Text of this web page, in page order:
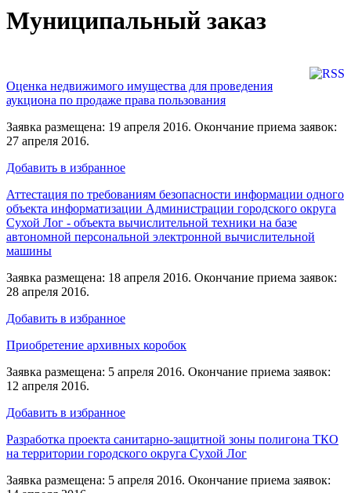
Муниципальный заказ
Оценка недвижимого имущества для проведения
аукциона по продаже права пользования
Заявка размещена: 19 апреля 2016. Окончание приема заявок:
27 апреля 2016.
Добавить в избранное
Аттестация по требованиям безопасности информации одного
объекта информатизации Администрации городского округа
Сухой Лог - объекта вычислительной техники на базе
автономной персональной электронной вычислительной
машины
Заявка размещена: 18 апреля 2016. Окончание приема заявок:
28 апреля 2016.
Добавить в избранное
Приобретение архивных коробок
Заявка размещена: 5 апреля 2016. Окончание приема заявок:
12 апреля 2016.
Добавить в избранное
Разработка проекта санитарно-защитной зоны полигона ТКО
на территории городского округа Сухой Лог
Заявка размещена: 5 апреля 2016. Окончание приема заявок: